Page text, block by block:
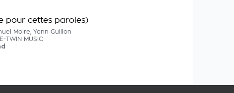
pour cettes paroles)
Moire, Yann Guillon
TWIN MUSIC